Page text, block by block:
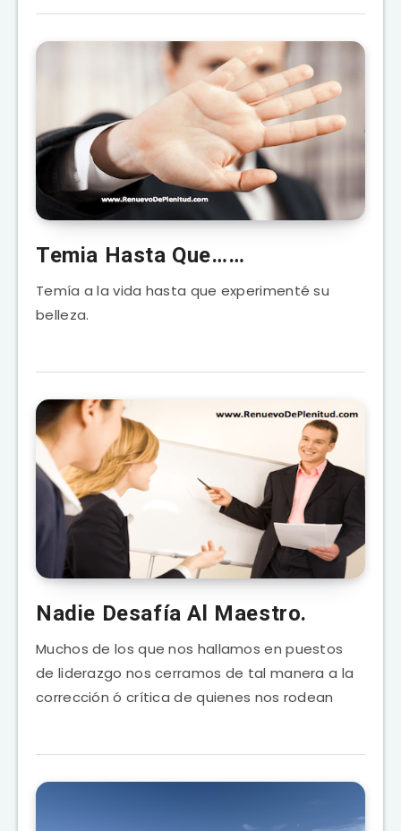
Temia Hasta Que……
Temía a la vida hasta que experimenté su
belleza.
Nadie Desafía Al Maestro.
Muchos de los que nos hallamos en puestos
de liderazgo nos cerramos de tal manera a la
corrección ó crítica de quienes nos rodean